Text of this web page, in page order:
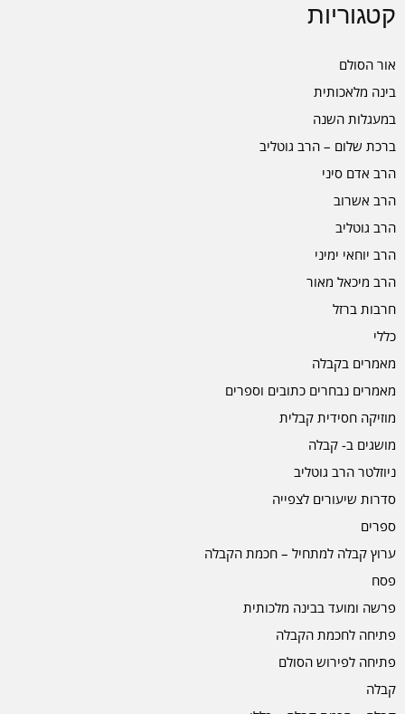
קטגוריות
אור הסולם
בינה מלאכותית
במעגלות השנה
ברכת שלום – הרב גוטליב
הרב אדם סיני
הרב אשרוב
הרב גוטליב
הרב יוחאי ימיני
הרב מיכאל מאור
חרבות ברזל
כללי
מאמרים בקבלה
מאמרים נבחרים כתובים וספרים
מוזיקה חסידית קבלית
מושגים ב- קבלה
ניוזלטר הרב גוטליב
סדרות שיעורים לצפייה
ספרים
ערוץ קבלה למתחיל – חכמת הקבלה
פסח
פרשה ומועד בבינה מלכותית
פתיחה לחכמת הקבלה
פתיחה לפירוש הסולם
קבלה